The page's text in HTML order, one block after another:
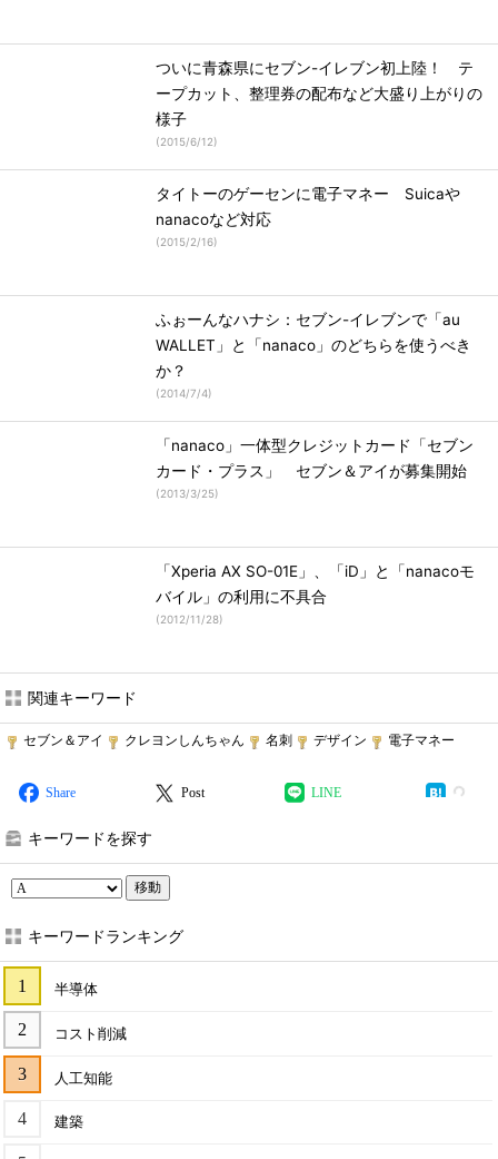
ついに青森県にセブン-イレブン初上陸！ テ
ープカット、整理券の配布など大盛り上がりの
様子
(2015/6/12)
タイトーのゲーセンに電子マネー Suicaや
nanacoなど対応
(2015/2/16)
ふぉーんなハナシ：セブン-イレブンで「au
WALLET」と「nanaco」のどちらを使うべき
か？
(2014/7/4)
「nanaco」一体型クレジットカード「セブン
カード・プラス」 セブン＆アイが募集開始
(2013/3/25)
「Xperia AX SO-01E」、「iD」と「nanacoモ
バイル」の利用に不具合
(2012/11/28)
関連キーワード
セブン＆アイ クレヨンしんちゃん 名刺 デザイン 電子マネー
Share Post LINE
キーワードを探す
移動
キーワードランキング
半導体
コスト削減
人工知能
建築